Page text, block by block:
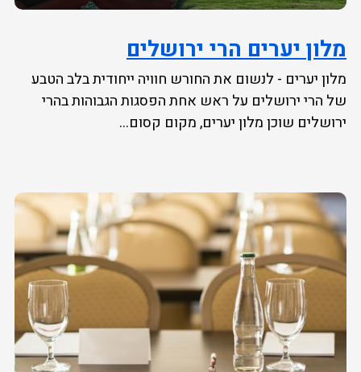
מלון יערים הרי ירושלים
מלון יערים - לנשום את החורש חוויה ייחודית בלב הטבע
של הרי ירושלים על ראש אחת הפסגות הגבוהות בהרי
ירושלים שוכן מלון יערים, מקום קסום...